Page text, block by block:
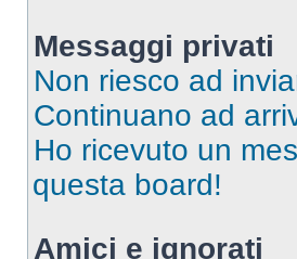
Messaggi privati
Non riesco ad
Continuano ad
Ho ricevuto un
questa board!
Amici e ignorati